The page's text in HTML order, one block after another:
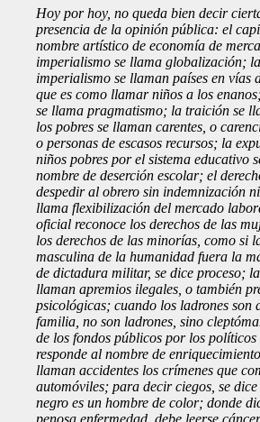
Hoy por hoy, no queda bien decir
presencia de la opinión pública: el
nombre artístico de economía de
imperialismo se llama globalización;
imperialismo se llaman países en vías
que es como llamar niños a los
se llama pragmatismo; la traición se
los pobres se llaman carentes, o
o personas de escasos recursos; la
niños pobres por el sistema educativo
nombre de deserción escolar; el
despedir al obrero sin indemnización
llama flexibilización del mercado
oficial reconoce los derechos de las
los derechos de las minorías, como si
masculina de la humanidad fuera la
de dictadura militar, se dice proceso;
llaman apremios ilegales, o también
psicológicas; cuando los ladrones son
familia, no son ladrones, sino
de los fondos públicos por los
responde al nombre de
llaman accidentes los crímenes que
automóviles; para decir ciegos, se
negro es un hombre de color; donde
penosa enfermedad, debe leerse